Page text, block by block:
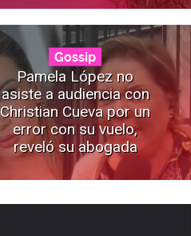
Gossip
Pamela López no
asiste a audiencia con
Christian Cueva por un
error con su vuelo,
reveló su abogada